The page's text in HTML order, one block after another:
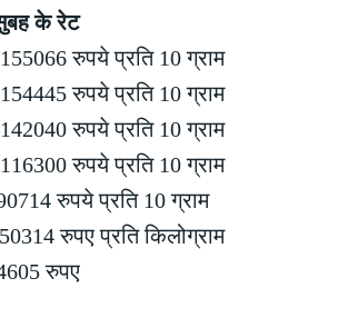
के रेट
रुपये प्रति 10 ग्राम
रुपये प्रति 10 ग्राम
रुपये प्रति 10 ग्राम
रुपये प्रति 10 ग्राम
रुपये प्रति 10 ग्राम
रुपए प्रति किलोग्राम
रुपए